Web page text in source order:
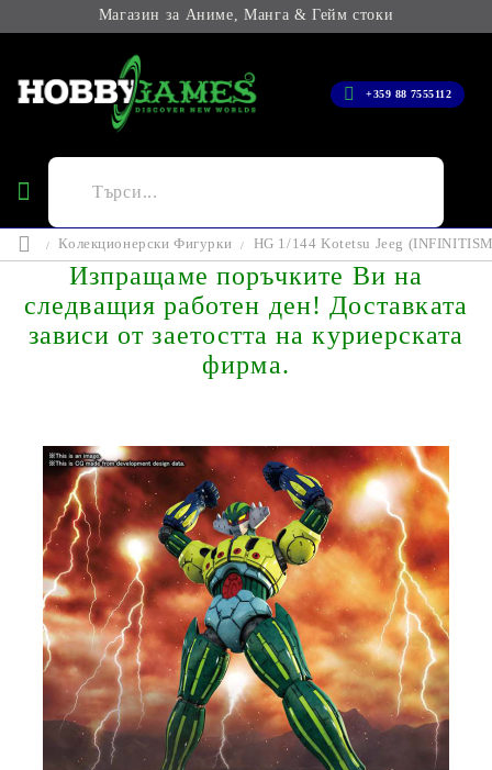
Магазин за Аниме, Манга & Гейм стоки
+359 88 7555112
Колекционерски Фигурки HG 1/144 Kotetsu Jeeg
Изпращаме поръчките Ви на
следващия работен ден! Доставката
зависи от заетостта на куриерската
фирма.